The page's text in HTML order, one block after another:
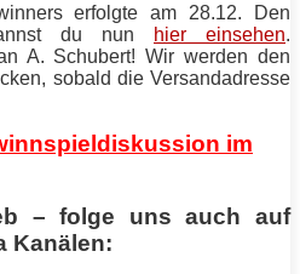
erfolgte am 28.12. Den
du nun
hier einsehen.
A. Schubert! Wir werden den
sobald die Versandadresse
im
– folge uns auch auf
Kanälen: